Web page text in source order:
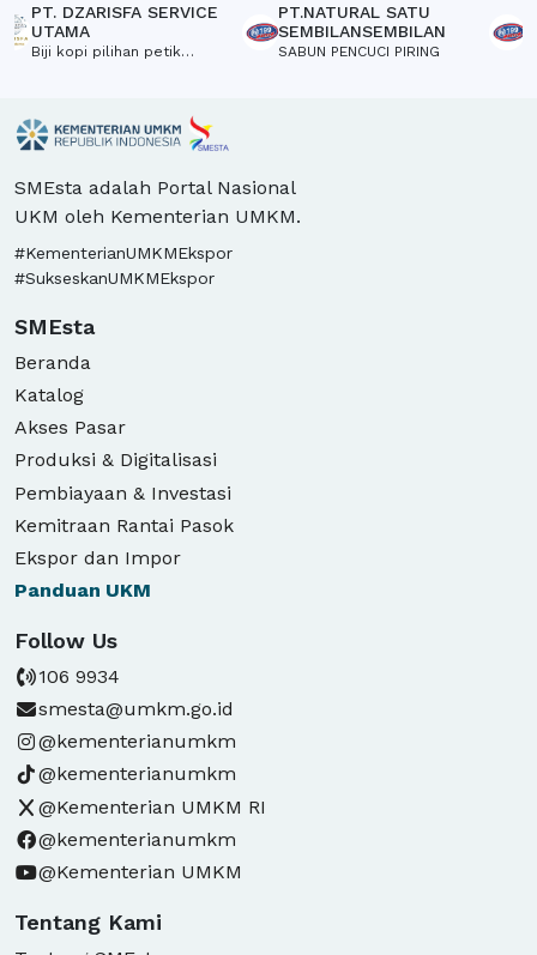
PT. DZARISFA SERVICE
UTAMA
Biji kopi pilihan petik
cuci piring, detergent,
pewangi pakaian, pencuci
PT.NATURAL SATU
SEMBILANSEMBILAN
SABUN PENCUCI PIRING
SMEsta adalah Portal Nasional
UKM oleh Kementerian UMKM.
#KementerianUMKMEkspor
#SukseskanUMKMEkspor
SMEsta
Beranda
Katalog
Akses Pasar
Produksi & Digitalisasi
Pembiayaan & Investasi
Kemitraan Rantai Pasok
Ekspor dan Impor
Panduan UKM
Follow Us
106 9934
smesta@umkm.go.id
@kementerianumkm
@kementerianumkm
@Kementerian UMKM RI
@kementerianumkm
@Kementerian UMKM
Tentang Kami